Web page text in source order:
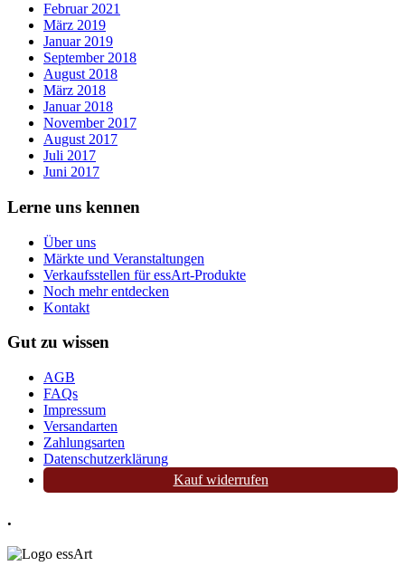
Februar 2021
März 2019
Januar 2019
September 2018
August 2018
März 2018
Januar 2018
November 2017
August 2017
Juli 2017
Juni 2017
Lerne uns kennen
Über uns
Märkte und Veranstaltungen
Verkaufsstellen für essArt-Produkte
Noch mehr entdecken
Kontakt
Gut zu wissen
AGB
FAQs
Impressum
Versandarten
Zahlungsarten
Datenschutzerklärung
Kauf widerrufen
.